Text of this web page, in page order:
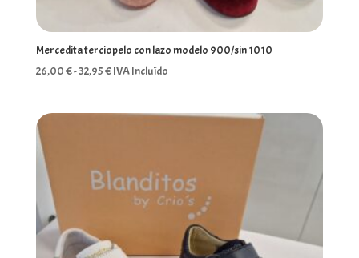
Mercedita terciopelo con lazo modelo 900/sin 1010
26,00€-32,95€Rango
32,95 €
IVA Incluído